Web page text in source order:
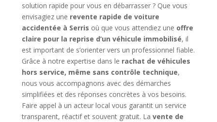
solution rapide pour vous en débarrasser ? Que vous
envisagiez une revente rapide de voiture
accidentée à Serris où que vous attendiez une offre
claire pour la reprise d’un véhicule immobilisé, il
est important de s’orienter vers un professionnel fiable.
Grâce à notre expertise dans le rachat de véhicules
hors service, même sans contrôle technique,
nous vous accompagnons avec des démarches
simplifiées et des réponses concrètes à vos besoins.
Faire appel à un acteur local vous garantit un service
transparent, réactif et souvent gratuit. La vente de